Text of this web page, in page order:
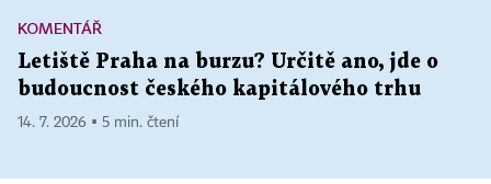
KOMENTÁŘ
Letiště Praha na burzu? Určitě ano, jde o
budoucnost českého kapitálového trhu
14. 7. 2026 ▪ 5 min. čtení